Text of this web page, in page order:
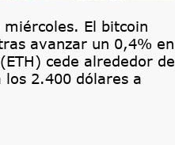
El bitcoin
avanzar un 0,4% en
cede alrededor de
2.400 dólares a